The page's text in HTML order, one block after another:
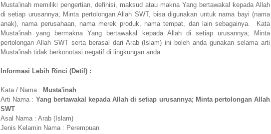
Musta'inah memiliki pengertian, definisi, maksud atau makna Yang bertawakal kepada Allah
di setiap urusannya; Minta pertolongan Allah SWT, bisa digunakan untuk nama bayi (nama
anak), nama perusahaan, nama merek produk, nama tempat, dan lain sebagainya. Kata
Musta'inah yang bermakna Yang bertawakal kepada Allah di setiap urusannya; Minta
pertolongan Allah SWT serta berasal dari Arab (Islam) ini boleh anda gunakan selama arti
Musta'inah tidak berkonotasi negatif di lingkungan anda.
Informasi Lebih Rinci (Detil) :
Kata / Nama : Musta'inah
Arti Nama : Yang bertawakal kepada Allah di setiap urusannya; Minta pertolongan Allah
SWT
Asal Nama : Arab (Islam)
Jenis Kelamin Nama : Perempuan